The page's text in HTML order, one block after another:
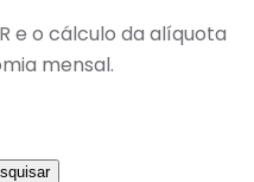
e o cálculo da alíquota
mensal.